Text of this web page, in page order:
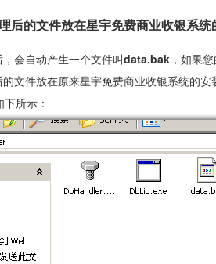
后的文件放在星宇免费商业收银系
会自动产生一个文件叫data.bak ，如果
文件放在原来星宇免费商业收银系统的
下所示：